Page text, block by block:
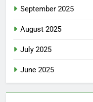
September 2025
August 2025
July 2025
June 2025